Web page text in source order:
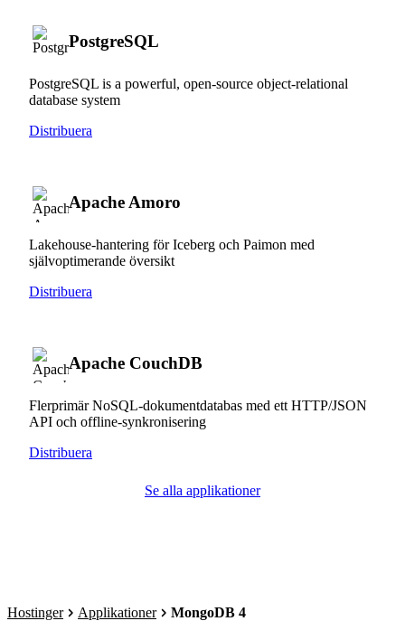
PostgreSQL
PostgreSQL is a powerful, open-source object-relational
database system
Distribuera
Apache Amoro
Lakehouse-hantering för Iceberg och Paimon med
självoptimerande översikt
Distribuera
Apache CouchDB
Flerprimär NoSQL-dokumentdatabas med ett HTTP/JSON
API och offline-synkronisering
Distribuera
Se alla applikationer
Hostinger Applikationer MongoDB 4